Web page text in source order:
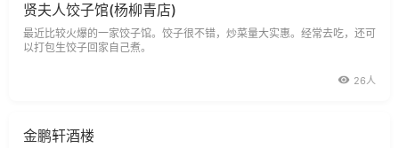
贤夫人饺子馆(杨柳青店)
最近比较火爆的一家饺子馆。饺子很不错，炒菜量大实惠。经常去吃，还可
以打包生饺子回家自己煮。
26人
金鹏轩酒楼